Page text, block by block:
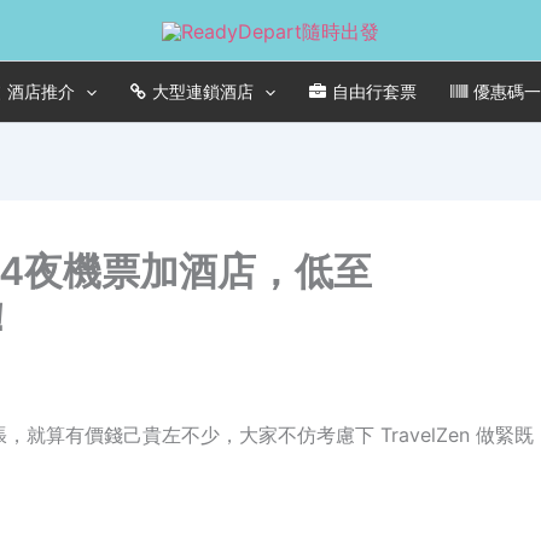
酒店推介 大型連鎖酒店 自由行套票 優惠碼
機票加酒店，低至
就算有價錢己貴左不少，大家不仿考慮下 TravelZen 做緊既